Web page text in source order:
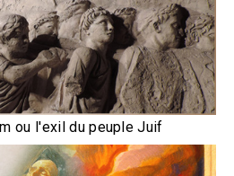
ou l'exil du peuple Juif